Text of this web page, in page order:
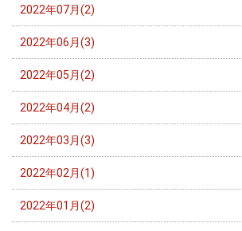
2022年07月(2)
2022年06月(3)
2022年05月(2)
2022年04月(2)
2022年03月(3)
2022年02月(1)
2022年01月(2)